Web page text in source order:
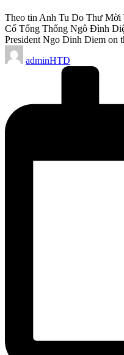
Theo tin Anh Tu Do Thư
Cố Tổng Thống Ngô Đình
President Ngo Dinh Diem on
Posted
by
adminHTD